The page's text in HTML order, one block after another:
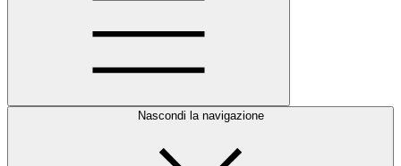
Nascondi la navigazione